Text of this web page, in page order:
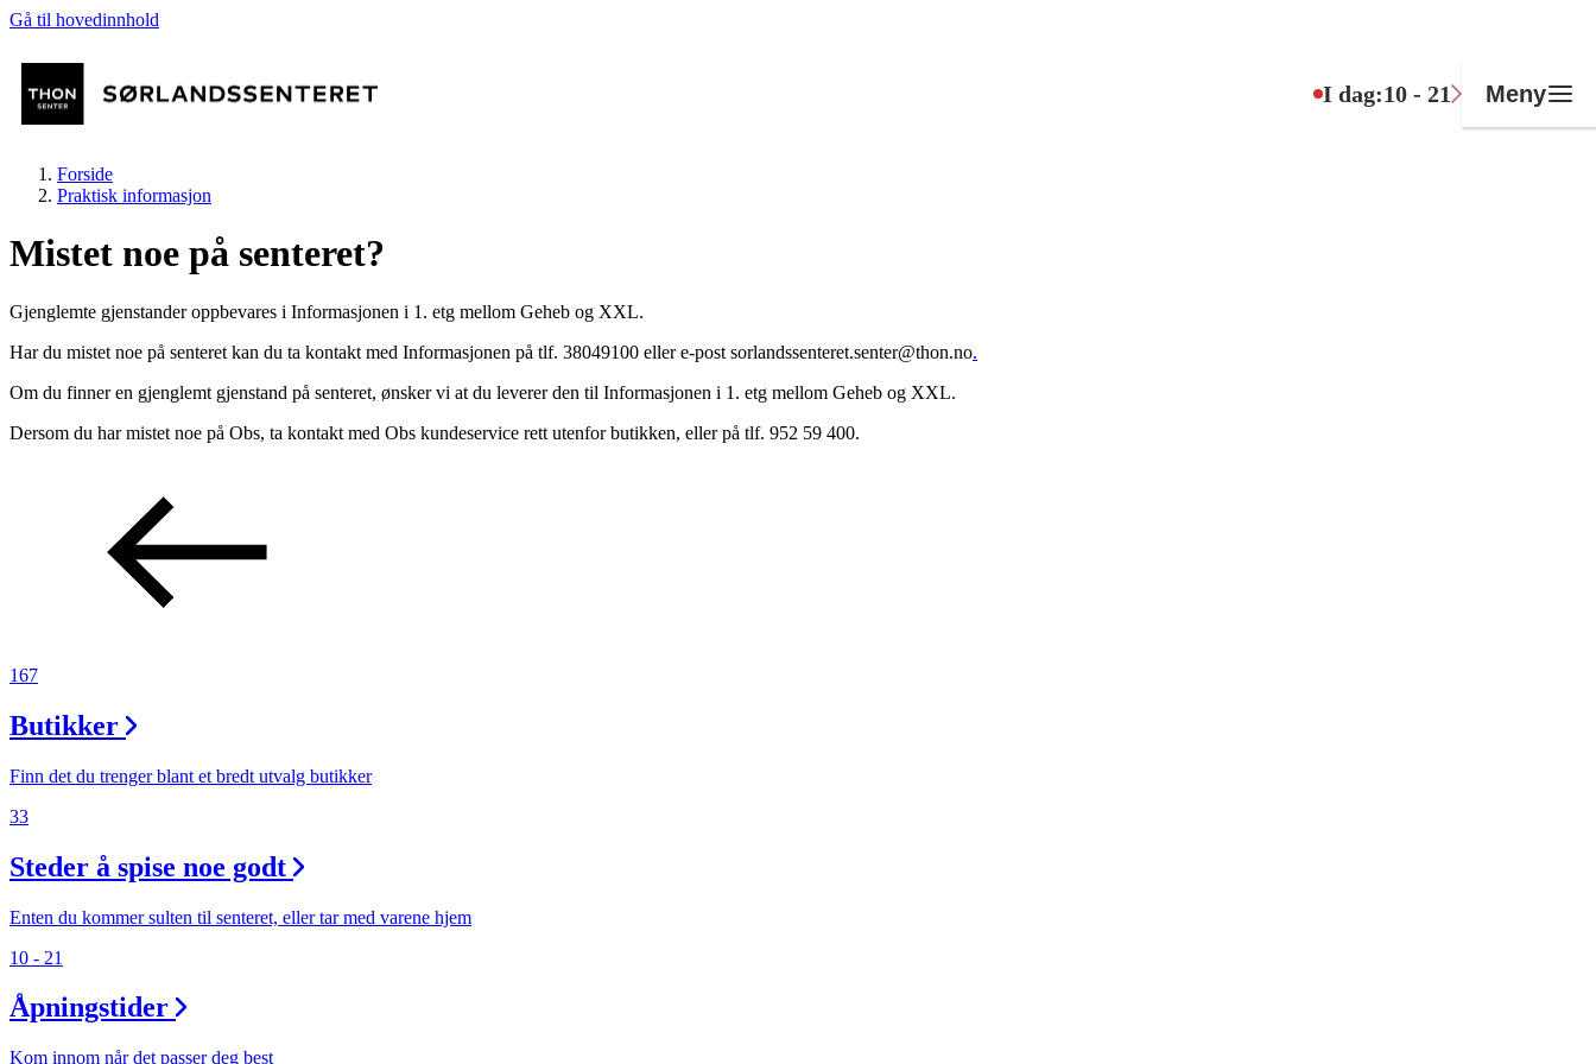
Gå til hovedinnhold
I dag:10 - 21 Meny
Butikker
Mat og drikke
Helse
Aktiviteter
Inspirasjon
Søk
Praktisk informasjon
Ledige stillinger
Forside
Praktisk informasjon
Mistet noe på senteret?
Gjenglemte gjenstander oppbevares i Informasjonen i 1. etg mellom Geheb og XXL.
Har du mistet noe på senteret kan du ta kontakt med Informasjonen på tlf. 38049100 eller e-post sorlandssenteret.senter@thon.no.
Om du finner en gjenglemt gjenstand på senteret, ønsker vi at du leverer den til Informasjonen i 1. etg mellom Geheb og XXL.
Dersom du har mistet noe på Obs, ta kontakt med Obs kundeservice rett utenfor butikken, eller på tlf. 952 59 400.
167
Butikker
Finn det du trenger blant et bredt utvalg butikker
33
Steder å spise noe godt
Enten du kommer sulten til senteret, eller tar med varene hjem
10 - 21
Åpningstider
Kom innom når det passer deg best